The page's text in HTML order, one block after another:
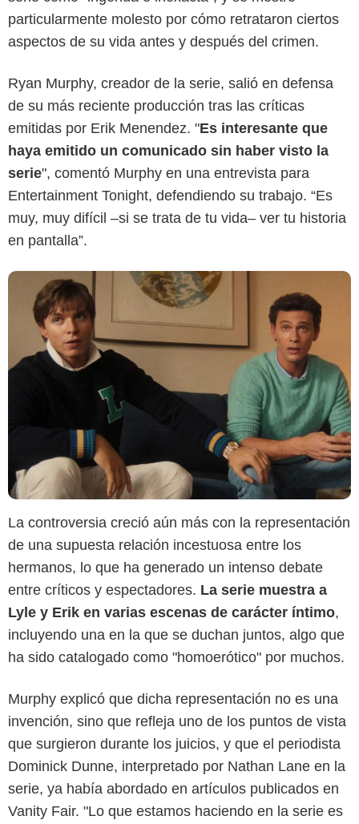
particularmente molesto por cómo retrataron ciertos
aspectos de su vida antes y después del crimen.
Ryan Murphy, creador de la serie, salió en defensa
de su más reciente producción tras las críticas
emitidas por Erik Menendez. "Es interesante que
haya emitido un comunicado sin haber visto la
serie", comentó Murphy en una entrevista para
Entertainment Tonight, defendiendo su trabajo. “Es
muy, muy difícil –si se trata de tu vida– ver tu historia
en pantalla”.
Netflix
La controversia creció aún más con la representación
de una supuesta relación incestuosa entre los
hermanos, lo que ha generado un intenso debate
entre críticos y espectadores. La serie muestra a
Lyle y Erik en varias escenas de carácter íntimo,
incluyendo una en la que se duchan juntos, algo que
ha sido catalogado como "homoerótico" por muchos.
Murphy explicó que dicha representación no es una
invención, sino que refleja uno de los puntos de vista
que surgieron durante los juicios, y que el periodista
Dominick Dunne, interpretado por Nathan Lane en la
serie, ya había abordado en artículos publicados en
Vanity Fair. "Lo que estamos haciendo en la serie es
Netflix